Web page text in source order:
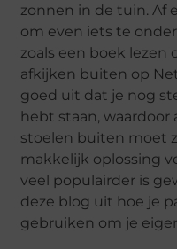
zonnen in de tuin. Af
om even iets te
zoals een boek lezen
afkijken buiten op
goed uit dat je nog
hebt staan, waardoor
stoelen buiten moet
makkelijk oplossing
veel populairder is
deze blog uit hoe je
gebruiken om je